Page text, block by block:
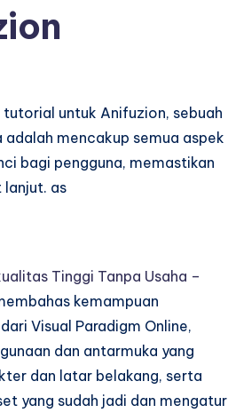
untuk Anifuzion, sebuah
mencakup semua aspek
bagi pengguna, memastikan
lanjut. as
Tinggi Tanpa Usaha –
kemampuan
Visual Paradigm Online,
dan antarmuka yang
dan latar belakang, serta
yang sudah jadi dan mengatur